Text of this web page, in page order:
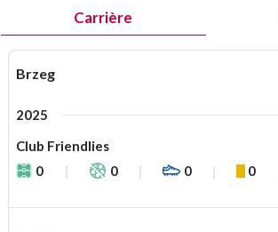
Carrière
Brzeg
2025
Club Friendlies
0
0 0 0